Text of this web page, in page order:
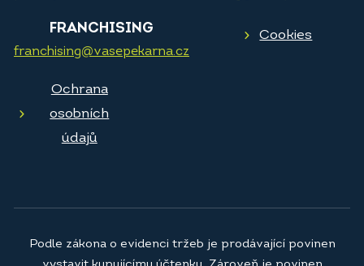
FRANCHISING
franchising@vasepekarna.cz
Cookies
Ochrana
osobních
údajů
Podle zákona o evidenci tržeb je prodávající povinen